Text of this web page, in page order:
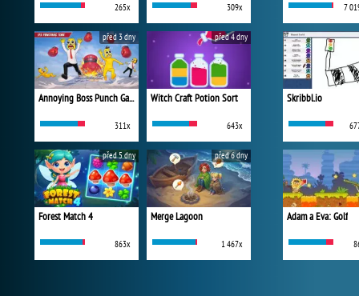
265x 309x
Annoying Boss Punch Game
311x
před 3 dny
Witch Craft Potion Sort
643x
před 4 dny
Forest Match 4
863x
před 5 dny
Merge Lagoon
1 467x
před 6 dny
7
Skribbl.io
Adam a Eva: Golf